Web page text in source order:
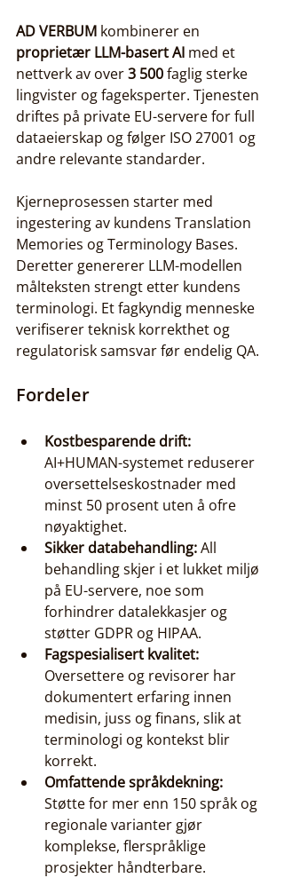
AD VERBUM kombinerer en
proprietær LLM-basert AI med et
nettverk av over 3 500 faglig sterke
lingvister og fageksperter. Tjenesten
driftes på private EU-servere for full
dataeierskap og følger ISO 27001 og
andre relevante standarder.
Kjerneprosessen starter med
ingestering av kundens Translation
Memories og Terminology Bases.
Deretter genererer LLM-modellen
målteksten strengt etter kundens
terminologi. Et fagkyndig menneske
verifiserer teknisk korrekthet og
regulatorisk samsvar før endelig QA.
Fordeler
Kostbesparende drift:
AI+HUMAN-systemet reduserer
oversettelseskostnader med
minst 50 prosent uten å ofre
nøyaktighet.
Sikker databehandling: All
behandling skjer i et lukket miljø
på EU-servere, noe som
forhindrer datalekkasjer og
støtter GDPR og HIPAA.
Fagspesialisert kvalitet:
Oversettere og revisorer har
dokumentert erfaring innen
medisin, juss og finans, slik at
terminologi og kontekst blir
korrekt.
Omfattende språkdekning:
Støtte for mer enn 150 språk og
regionale varianter gjør
komplekse, flerspråklige
prosjekter håndterbare.